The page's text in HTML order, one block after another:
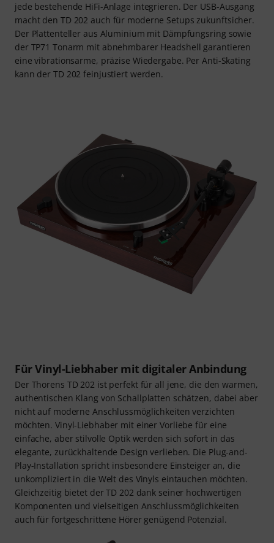
jede bestehende HiFi-Anlage integrieren. Der USB-Ausgang
macht den TD 202 auch für moderne Setups zukunftsicher.
Der Plattenteller aus Aluminium mit Dämpfungsring sowie
der TP71 Tonarm mit abnehmbarer Headshell garantieren
eine vibrationsarme, präzise Wiedergabe. Per Anti-Skating
kann der TD 202 feinjustiert werden.
Für Vinyl-Liebhaber mit digitaler Anbindung
Der Thorens TD 202 ist perfekt für all jene, die den warmen,
authentischen Klang von Schallplatten schätzen, dabei aber
nicht auf moderne Anschlussmöglichkeiten verzichten
möchten. Vinyl-Liebhaber mit einer Vorliebe für eine
einfache, aber stilvolle Optik werden sich sofort in das
elegante, zurückhaltende Design verlieben. Die Plug-and-
Play-Installation spricht insbesondere Einsteiger an, die
unkompliziert in die Welt des Vinyls eintauchen möchten.
Gleichzeitig bietet der TD 202 dank seiner hochwertigen
Komponenten und vielseitigen Anschlussmöglichkeiten
auch für fortgeschrittene Hörer genügend Potenzial.